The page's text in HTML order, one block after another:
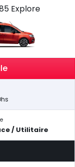
Explore
/ Utilitaire